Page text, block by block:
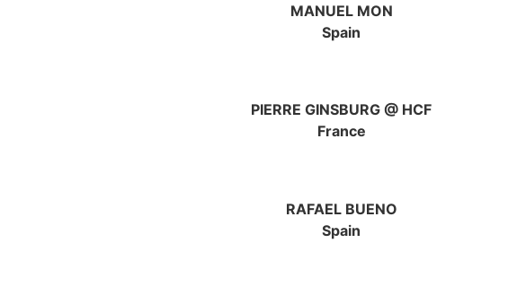
MANUEL MON
Spain
PIERRE GINSBURG @ HCF
France
RAFAEL BUENO
Spain